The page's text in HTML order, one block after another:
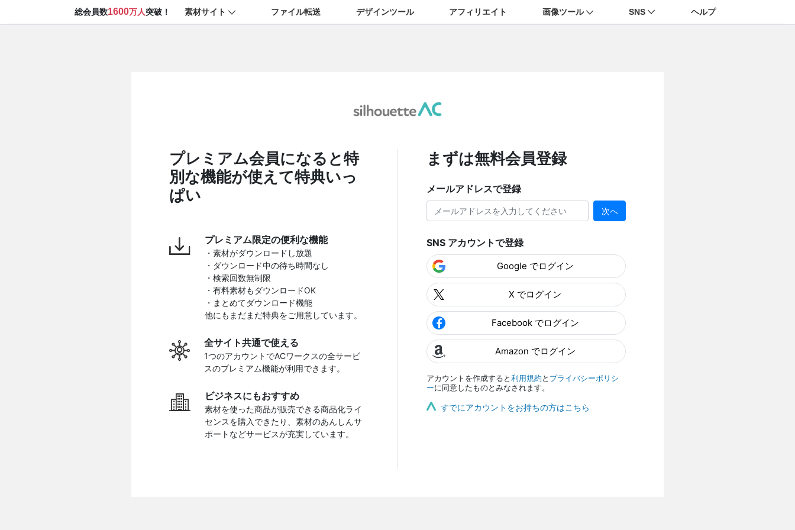
総会員数1600万人突破！ 素材サイト ファイル転送 デザインツール アフィリエイト 画像ツール SNS ヘルプ
プレミアム会員になると特
別な機能が使えて特典いっ
ぱい
プレミアム限定の便利な機能
・素材がダウンロードし放題
・ダウンロード中の待ち時間なし
・検索回数無制限
・有料素材もダウンロードOK
・まとめてダウンロード機能
他にもまだまだ特典をご用意しています。
全サイト共通で使える
1つのアカウントでACワークスの全サービ
スのプレミアム機能が利用できます。
ビジネスにもおすすめ
素材を使った商品が販売できる商品化ライ
センスを購入できたり、素材のあんしんサ
ポートなどサービスが充実しています。
まずは無料会員登録
メールアドレスで登録
次へ
SNS アカウントで登録
Google でログイン
X でログイン
Facebook でログイン
Amazon でログイン
アカウントを作成すると 利用規約 と プライバシーポリシ
ーに同意したものとみなされます。
すでにアカウントをお持ちの方はこちら